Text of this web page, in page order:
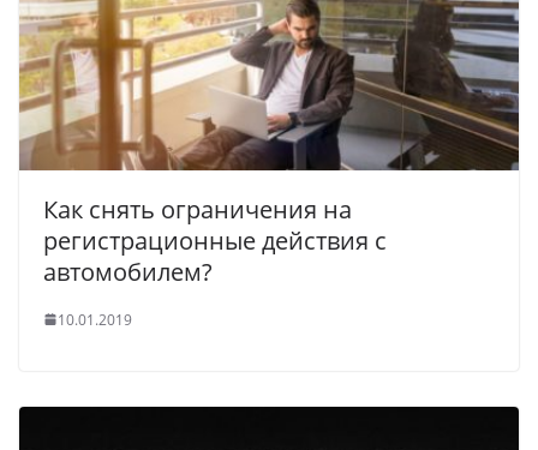
Как снять ограничения на
регистрационные действия с
автомобилем?
10.01.2019